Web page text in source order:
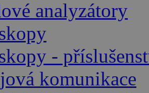
analyzátory
-
komunikace